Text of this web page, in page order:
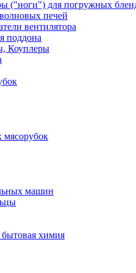
("ноги") для погружных
печей
вентилятора
поддона
Коуплеры
машин
бытовая химия